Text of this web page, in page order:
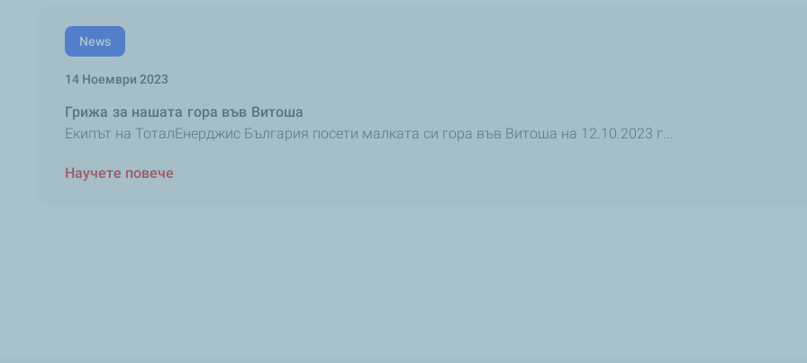
News
14 Ноември 2023
Грижа за нашата гора във Витоша
Екипът на ТоталЕнерджис България посети малката си гора във Витоша на 12.10.2023 г...
Научете повече